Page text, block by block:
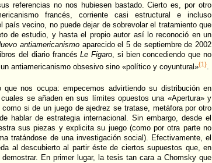
referencias no nos hubiesen bastado. Cierto es, por otro
francés, corriente casi estructural e incluso
país vecino, no puede dejar de sobrevolar el tratamiento que
de estudio, y hasta el propio autor así lo reconoció en un
antiamericanismoaparecido el 5 de septiembre de 2002
del diario francésLe Figaro, si bien concediendo que no
antiamericanismo obsesivo sino «político y coyuntural»{1}.
que nos ocupa: empecemos advirtiendo su distribución en
se añaden en sus límites opuestos una «Apertura» y
si de un juego de ajedrez se tratase, metáfora por otro
hablar de estrategia internacional. Sin embargo, desde el
sus piezas y explicita su juego (como por otra parte no
tratándose de una investigación social). Efectivamente, el
al descubierto al partir éste de ciertos supuestos que, en
En primer lugar, la tesis tan cara a Chomsky que